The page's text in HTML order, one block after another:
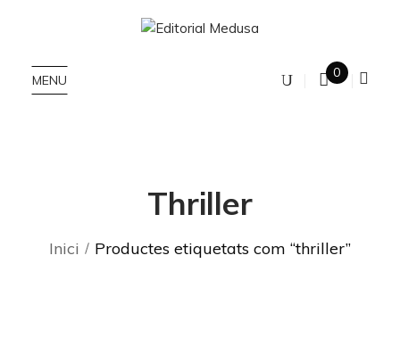
MENU 0
Thriller
Inici Productes etiquetats com “thriller”